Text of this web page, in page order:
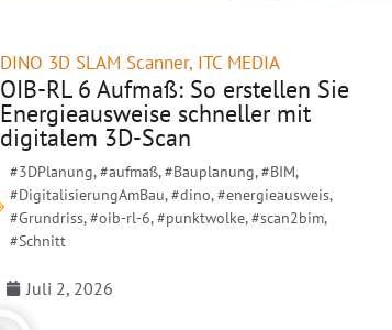
DINO 3D SLAM Scanner, ITC MEDIA
OIB-RL 6 Aufmaß: So erstellen Sie
Energieausweise schneller mit
digitalem 3D-Scan
#3DPlanung,#aufmaß,#Bauplanung,#BIM,
#DigitalisierungAmBau,#dino,#energieausweis,
#Grundriss,#oib-rl-6,#punktwolke,#scan2bim,
#Schnitt
Juli 2, 2026